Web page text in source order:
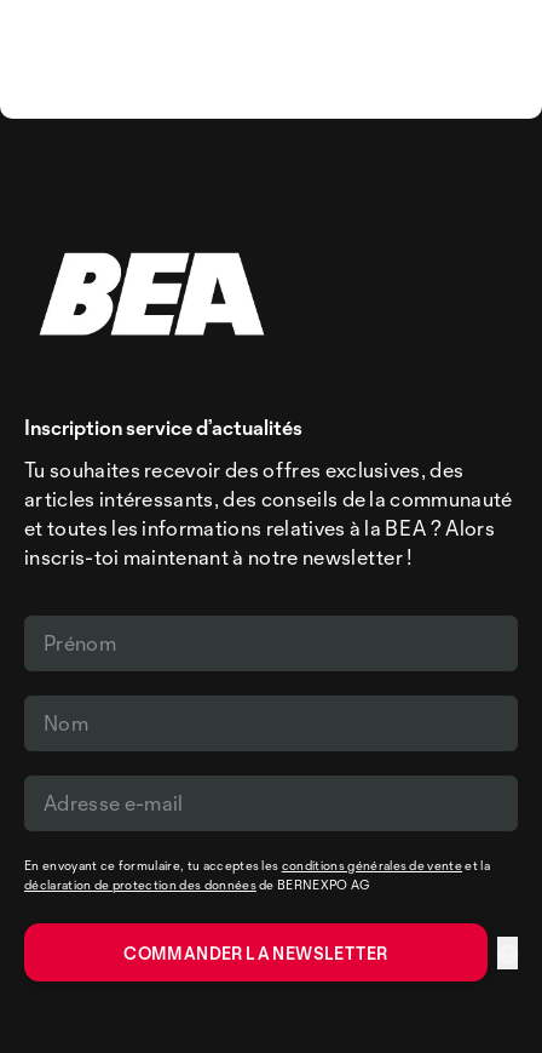
Inscription service d’actualités
Tu souhaites recevoir des offres exclusives, des
articles intéressants, des conseils de la communauté
et toutes les informations relatives à la BEA ? Alors
inscris-toi maintenant à notre newsletter !
En envoyant ce formulaire, tu acceptes les conditions générales de venteet la
déclaration de protection des donnéesde BERNEXPO AG